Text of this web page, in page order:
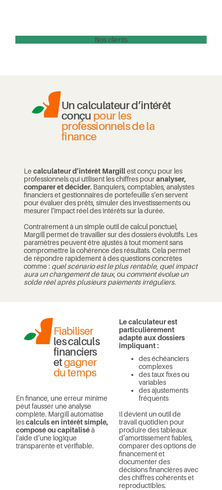
Nos clients
Un calculateur d’intérêt
conçu pour les
professionnels de la
finance
Le calculateur d’intérêt Margillest conçu pour les
professionnels qui utilisent les chiffres pouranalyser,
comparer et décider. Banquiers, comptables, analystes
financiers et gestionnaires de portefeuille s’en servent
pour évaluer des prêts, simuler des investissements ou
mesurer l’impact réel des intérêts sur la durée.
Contrairement à un simple outil de calcul ponctuel,
Margill permet de travailler sur des dossiers évolutifs. Les
paramètres peuvent être ajustés à tout moment sans
compromettre la cohérence des résultats. Cela permet
de répondre rapidement à des questions concrètes
comme : quel scénario est le plus rentable, quel impact
aura un changement de taux, ou comment évolue un
solde réel après plusieurs paiements irréguliers.
Fiabiliser
les calculs
financiers
etgagner
du temps
En finance, une erreur minime
peut fausser une analyse
complète. Margill automatise
lescalculs en intérêt simple,
composé ou capitaliséà
l’aide d’une logique
transparente et vérifiable.
Le calculateur est
particulièrement
adapté aux dossiers
impliquant :
des échéanciers
complexes
des taux fixes ou
variables
des ajustements
fréquents
Il devient un outil de
travail quotidien pour
produire des tableaux
d’amortissement fiables,
comparer des options de
financement et
documenter des
décisions financières avec
des chiffres cohérents et
reproductibles.